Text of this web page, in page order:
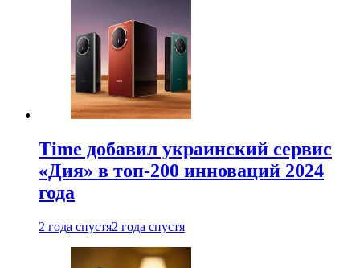
Time добавил украинский сервис
«Дия» в топ-200 инноваций 2024
года
2 года спустя2 года спустя